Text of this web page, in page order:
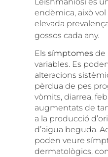
endèmica, això
elevada
gossos cada any.
Els símptomes de
variables. Es
alteracions
pèrdua de pes
vòmits, diarrea,
augmentats de
a la producció
d’aigua beguda.
poden veure
dermatològics,